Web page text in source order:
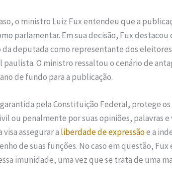
o ministro Luiz Fux entendeu que a
parlamentar. Em sua decisão, Fux
deputada como representante dos
O ministro ressaltou o cenário de
de fundo para a publicação.
pela Constituição Federal, protege
ou penalmente por suas opiniões, palavras
assegurar a liberdade de expressãoe a
de suas funções. No caso em questão,
imunidade, uma vez que se trata de uma